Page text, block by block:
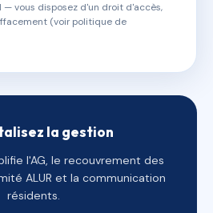
— vous disposez d'un droit d'accès,
(voir politique de
la gestion
l'AG, le recouvrement des
ALUR et la communication
résidents.